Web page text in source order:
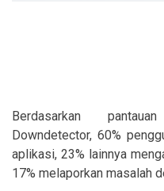
Berdasarkan
Downdetector, 60%
aplikasi, 23% lainnya
17% melaporkan masalah